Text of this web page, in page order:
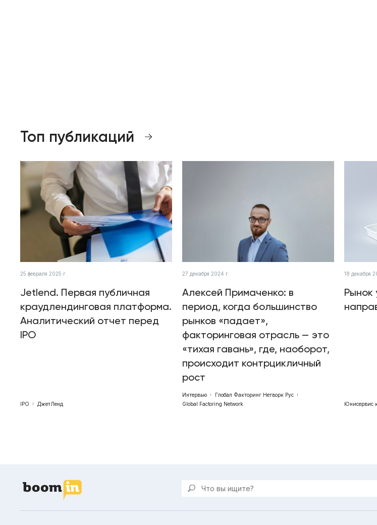
Топ публикаций
25 февраля 2025 г.
Jetlend. Первая публичная
краудлендинговая платформа.
Аналитический отчет перед
IPO
IPO ДжетЛенд
27 декабря 2024 г.
Алексей Примаченко: в
период, когда большинство
рынков «падает»,
факторинговая отрасль — это
«тихая гавань», где, наоборот,
происходит контрцикличный
рост
Интервью
Глобал Факторинг Нетворк Рус
Global Factoring Network
18 декабря
Рынок
Юнисервис